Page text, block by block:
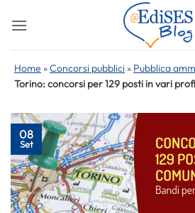
Home »Concorsi pubblici » Pubblica
Torino: concorsi per 129 posti in vari
08
Set